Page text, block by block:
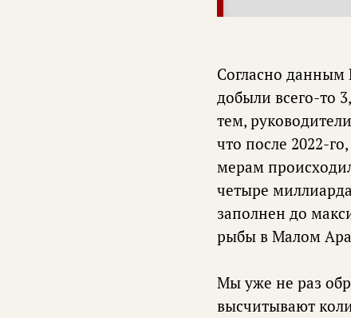
Согласно данным
добыли всего-то
тем,
что после 2022-
мерам
четыре
заполнен до
рыбы в Малом
Мы уже не раз
высчитывают